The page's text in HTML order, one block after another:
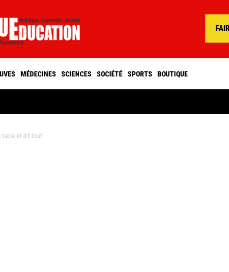
MÉDECINES SCIENCES SOCIÉTÉ SPORTS BOUTIQUE
table et dit tout